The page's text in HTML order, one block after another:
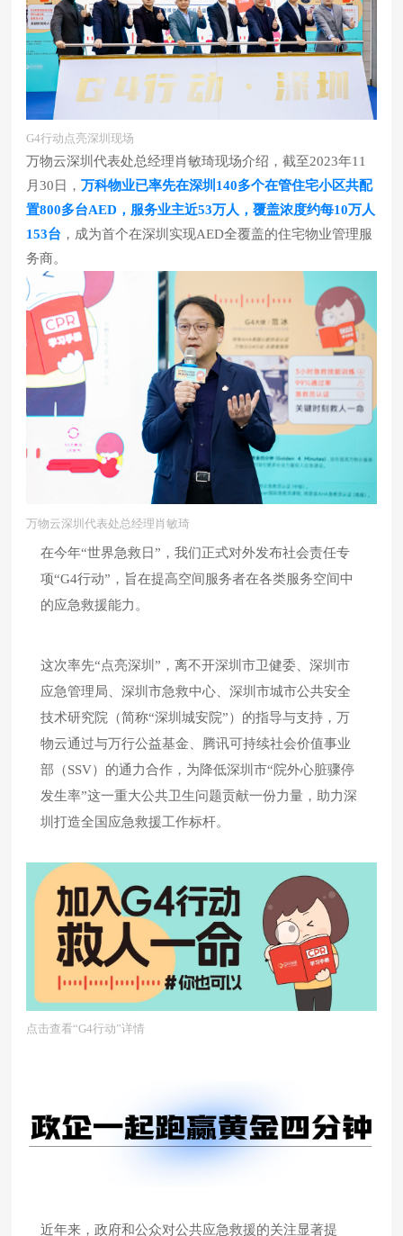
G4行动点亮深圳现场
万物云深圳代表处总经理肖敏琦现场介绍，截至2023年11
月30日，万科物业已率先在深圳140多个在管住宅小区共配
置800多台AED，服务业主近53万人，覆盖浓度约每10万人
153台 ，成为首个在深圳实现AED全覆盖的住宅物业管理服
务商。
万物云深圳代表处总经理肖敏琦
在今年“世界急救日”，我们正式对外发布社会责任专
项“G4行动”，旨在提高空间服务者在各类服务空间中
的应急救援能力。
这次率先“点亮深圳”，离不开深圳市卫健委、深圳市
应急管理局、深圳市急救中心、深圳市城市公共安全
技术研究院（简称“深圳城安院”） 的指导与支持，万
物云通过与万行公益基金、腾讯可持续社会价值事业
部（SSV）的通力合作，为降低深圳市“院外心脏骤停
发生率”这一重大公共卫生问题贡献一份力量，助力深
圳打造全国应急救援工作标杆。
点击查看“G4行动”详情
近年来，政府和公众对公共应急救援的关注显著提